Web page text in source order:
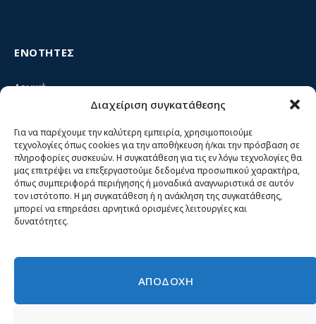
Διαχείριση συγκατάθεσης
Για να παρέχουμε την καλύτερη εμπειρία, χρησιμοποιούμε
τεχνολογίες όπως cookies για την αποθήκευση ή/και την πρόσβαση σε
πληροφορίες συσκευών. Η συγκατάθεση για τις εν λόγω τεχνολογίες θα
μας επιτρέψει να επεξεργαστούμε δεδομένα προσωπικού χαρακτήρα,
όπως συμπεριφορά περιήγησης ή μοναδικά αναγνωριστικά σε αυτόν
τον ιστότοπο. Η μη συγκατάθεση ή η ανάκληση της συγκατάθεσης,
μπορεί να επηρεάσει αρνητικά ορισμένες λειτουργίες και
δυνατότητες.
ΑΠΟΔΟΧΗ
ΕΝΟΤΗΤΕΣ
Αρχική
Κίνημα ΝΙΚΗ – Ποιοι είμαστε, αρχές & δράση
Θέσεις
Πρόσωπα
Όργανα και ομάδες
Βίντεο
Δελτία Τύπου